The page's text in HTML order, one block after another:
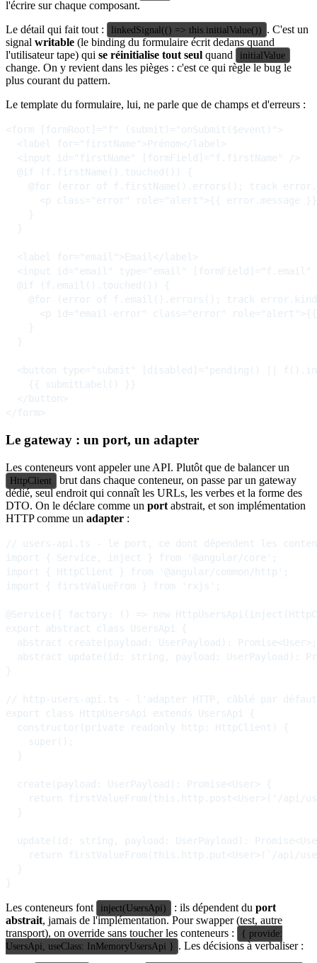
l'écrire sur chaque composant.
Le détail qui fait tout :
linkedSignal(() => this.initialValue()) . C'est un
signal writable (le binding du formulaire écrit dedans quand
l'utilisateur tape) qui se réinitialise tout seul quand initialValue
change. On y revient dans les pièges : c'est ce qui règle le bug le
plus courant du pattern.
Le template du formulaire, lui, ne parle que de champs et d'erreurs :
<form [formRoot]="f" (submit)="onSubmit($event)">
  <label for="firstName">Prénom</label>
  <input id="firstName" [formField]="f.firstName" />
  @if (f.firstName().touched()) {
@for (error of f.firstName().errors(); track
<p class="error" role="alert">{{ error.message
    }
  }
  <label for="email">Email</label>
<input id="email" type="email"
  @if (f.email().touched()) {
@for (error of f.email().errors(); track
<p id="email-error" class="error"
    }
  }
<button type="submit" [disabled]="pending() ||
    {{ submitLabel() }}
  </button>
Le gateway : un port, un adapter
Les conteneurs vont appeler une API. Plutôt que de balancer un
HttpClient
brut dans chaque conteneur, on passe par un gateway
dédié, seul endroit qui connaît les URLs, les verbes et la forme des
DTO. On le déclare comme un port abstrait, et son implémentation
HTTP comme un adapter :
// users-api.ts - le port, ce dont dépendent les
import { Service, inject } from '@angular/core';
import { HttpClient } from '@angular/common/http';
import { firstValueFrom } from 'rxjs';
@Service({ factory: () => new
export abstract class UsersApi {
  abstract create(payload: UserPayload): Promise<User>;
abstract update(id: string, payload: UserPayload):
}
// http-users-api.ts - l'adapter HTTP, câblé par défaut
export class HttpUsersApi extends UsersApi {
  constructor(private readonly http: HttpClient) {
    super();
  }
  create(payload: UserPayload): Promise<User> {
return firstValueFrom(this.http.post<User>('/api/
  }
update(id: string, payload: UserPayload):
return firstValueFrom(this.http.put<User>(`/api/
  }
Les conteneurs font inject(UsersApi) : ils dépendent du port
abstrait, jamais de l'implémentation. Pour swapper (test, autre
transport), on override sans toucher les conteneurs :
{ provide:
UsersApi, useClass: InMemoryUsersApi } . Les décisions à verbaliser :